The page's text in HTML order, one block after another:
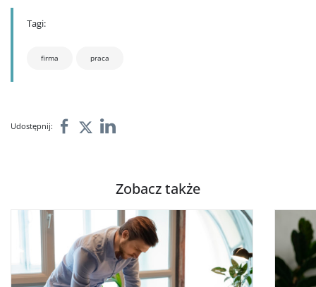
Tagi:
firma praca
Udostępnij:
Zobacz także